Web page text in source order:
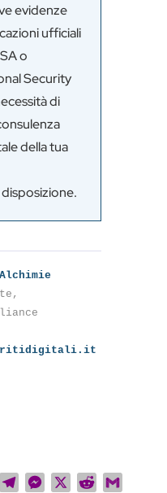
evidenze
ufficiali
o
Security
di
della tua
Alchimie
M